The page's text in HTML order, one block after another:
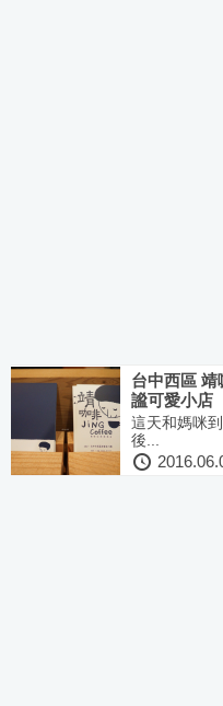
台中西區 靖
謐可愛小店
這天和媽咪
後...